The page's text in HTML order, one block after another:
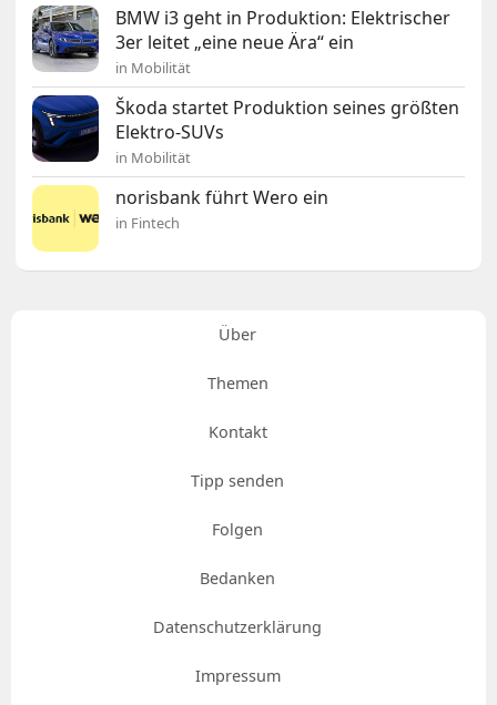
BMW i3 geht in Produktion: Elektrischer
3er leitet „eine neue Ära“ ein
in Mobilität
Škoda startet Produktion seines größten
Elektro-SUVs
in Mobilität
norisbank führt Wero ein
in Fintech
Über
Themen
Kontakt
Tipp senden
Folgen
Bedanken
Datenschutzerklärung
Impressum